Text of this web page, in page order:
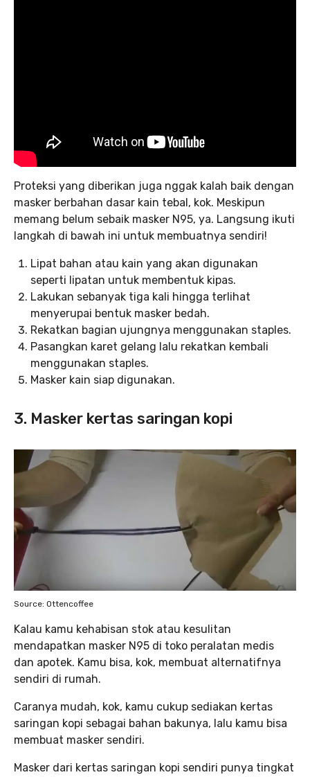
Proteksi yang diberikan juga nggak kalah baik dengan
masker berbahan dasar kain tebal, kok. Meskipun
memang belum sebaik masker N95, ya. Langsung ikuti
langkah di bawah ini untuk membuatnya sendiri!
Lipat bahan atau kain yang akan digunakan
seperti lipatan untuk membentuk kipas.
Lakukan sebanyak tiga kali hingga terlihat
menyerupai bentuk masker bedah.
Rekatkan bagian ujungnya menggunakan staples.
Pasangkan karet gelang lalu rekatkan kembali
menggunakan staples.
Masker kain siap digunakan.
3. Masker kertas saringan kopi
Source: Ottencoffee
Kalau kamu kehabisan stok atau kesulitan
mendapatkan masker N95 di toko peralatan medis
dan apotek. Kamu bisa, kok, membuat alternatifnya
sendiri di rumah.
Caranya mudah, kok, kamu cukup sediakan kertas
saringan kopi sebagai bahan bakunya, lalu kamu bisa
membuat masker sendiri.
Masker dari kertas saringan kopi sendiri punya tingkat